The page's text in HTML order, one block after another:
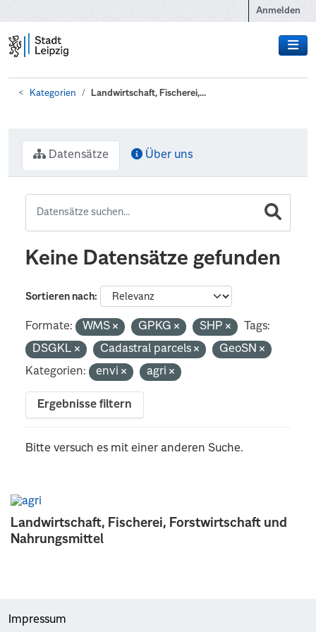
Anmelden
Kategorien Landwirtschaft, Fischerei,...
Landwirtschaft, Fischerei, Forstwirtschaft und
Nahrungsmittel
Datensätze Über uns
Keine Datensätze gefunden
Sortieren nach
Formate: WMS GPKG SHP
Tags:
DSGKL
Cadastral parcels
GeoSN
Kategorien:
envi agri
Ergebnisse filtern
Bitte versuch es mit einer anderen Suche.
Impressum